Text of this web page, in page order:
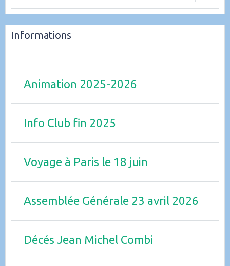
Informations
Animation 2025-2026
Info Club fin 2025
Voyage à Paris le 18 juin
Assemblée Générale 23 avril 2026
Décés Jean Michel Combi